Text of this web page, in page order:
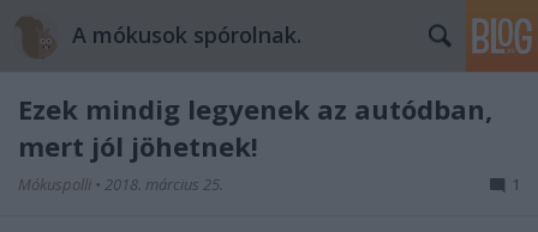
A mókusok spórolnak.
Ezek mindig legyenek az autódban,
mert jól jöhetnek!
Mókuspolli • 2018. március 25. 1